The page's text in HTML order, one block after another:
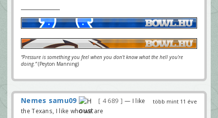
“Pressure is something you feel when you don't know what the hell you're
doing.”(Peyton Manning)
több mint 11 éve
Nemes samu09 4 689
— I like
the Texans, I like who we are